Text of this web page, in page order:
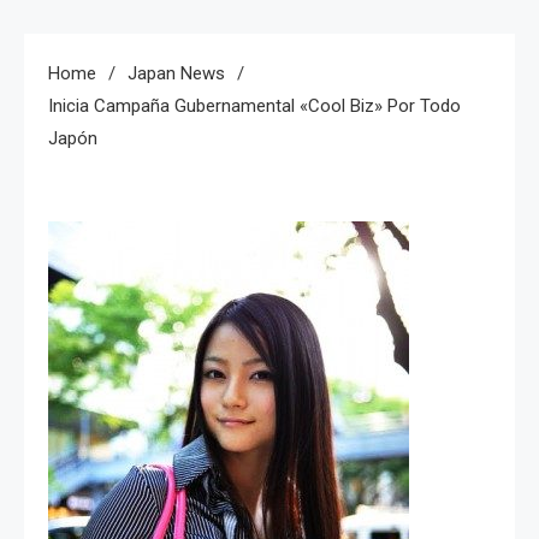
Home
Japan News
Inicia Campaña Gubernamental «Cool Biz» Por Todo
Japón